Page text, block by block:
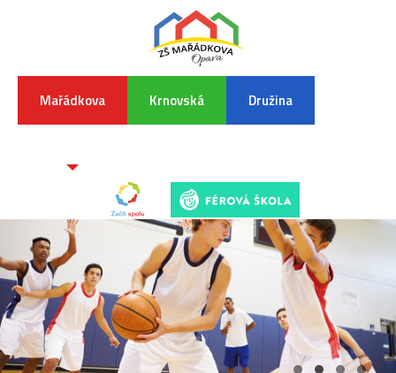
Mařádkova Krnovská Družina